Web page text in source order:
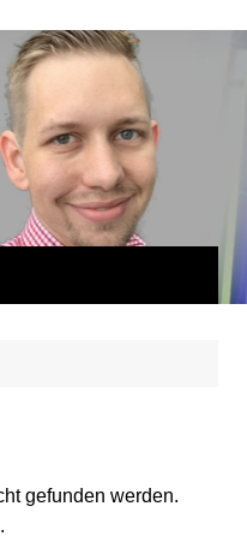
gefunden werden.